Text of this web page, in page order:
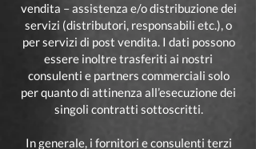
vendita – assistenza e/o distribuzione dei
servizi (distributori, responsabili etc.), o
per servizi di post vendita. I dati possono
essere inoltre trasferiti ai nostri
consulenti e partners commerciali solo
per quanto di attinenza all’esecuzione dei
singoli contratti sottoscritti.
In generale, i fornitori e consulenti terzi